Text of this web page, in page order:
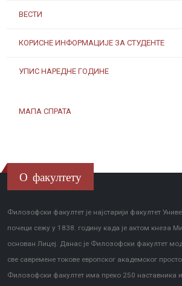
ВЕСТИ
КОРИСНЕ ИНФОРМАЦИЈЕ ЗА СТУДЕНТЕ
УПИС НАРЕДНЕ ГОДИНЕ
МАПА СПРАТА
О факултету
Филозофски факултет је најстарији факултет
почеци сежу у 1838. годину када је актом кнеза
основан Лицеј. Данас је Филозофски факултет
све савремене токове европског академског
Филозофски факултет има преко 250 наставника